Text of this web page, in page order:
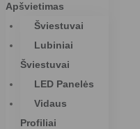
Apšvietimas
Šviestuvai
Lubiniai
Šviestuvai
LED Panelės
Vidaus
Profiliai